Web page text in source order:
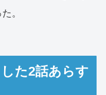
。
た2話あらす